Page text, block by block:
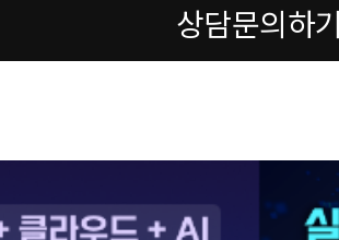
상담문의하